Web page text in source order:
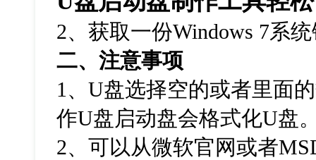
2、获取一份Windows 7系
二、注意事项
1、U盘选择空的或者里面
作U盘启动盘会格式化U盘
2、可以从微软官网或者